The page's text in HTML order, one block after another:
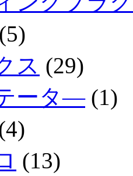
(5)
ス (29)
ータ―(1)
(13)